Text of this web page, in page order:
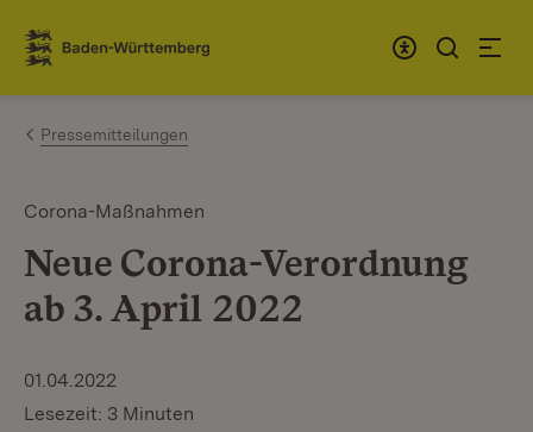
Zum Inhalt springen
Link zur Startseite
Pressemitteilungen
Corona-Maßnahmen
Neue Corona-Verordnung
ab 3. April 2022
01.04.2022
Lesezeit: 3 Minuten